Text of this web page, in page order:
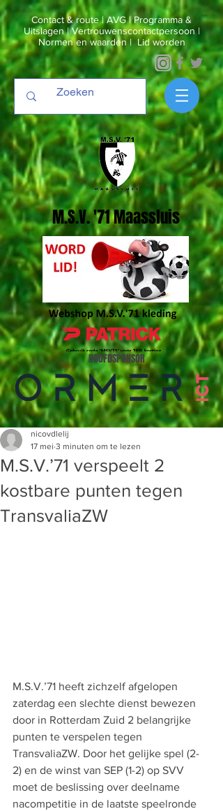
Contact & route|AVG|Programma &
Uitslagen|Vertrouwenscontactpersoon |
Normen en waarden | Lid worden
M.S.V. '71 Maassluis
HOOFDSPONSOR
M.S.V.’71 verspeelt 2
kostbare punten tegen
TransvaliaZW
nicovdlelij
17 mei 3 minuten om te lezen
M.S.V.’71 heeft zichzelf afgelopen
zaterdag een slechte dienst bewezen
door in Rotterdam Zuid 2 belangrijke
punten te verspelen tegen
TransvaliaZW. Door het gelijke spel (2-
2) en de winst van SEP (1-2) op SVV
moet de beslissing over deelname
nacompetitie in de laatste speelronde